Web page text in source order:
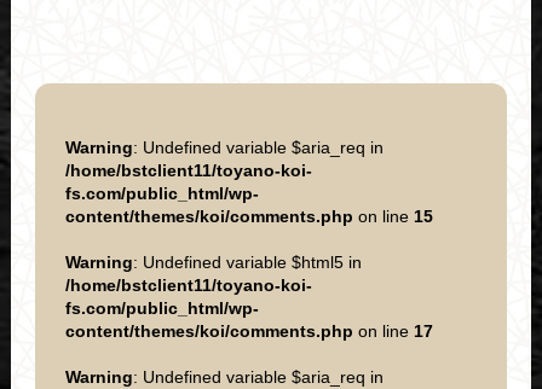
Warning: Undefined variable $aria_req in
/home/bstclient11/toyano-koi-
fs.com/public_html/wp-
content/themes/koi/comments.php on line 15
Warning: Undefined variable $html5 in
/home/bstclient11/toyano-koi-
fs.com/public_html/wp-
content/themes/koi/comments.php on line 17
Warning: Undefined variable $aria_req in